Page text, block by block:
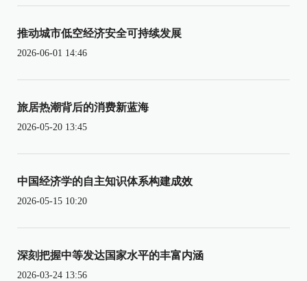
推动城市低空经济安全可持续发展
2026-06-01 14:46
旅居热潮背后的消费新蓝海
2026-05-20 13:45
中国经济学的自主知识体系构建成效
2026-05-15 10:20
深刻把握中等发达国家水平的丰富内涵
2026-03-24 13:56